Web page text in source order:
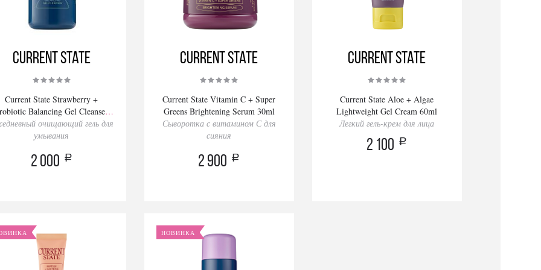
Current State
Current State Strawberry +
Balancing Gel Cleanser
150ml
очищающий гель для
умывания
2 000 a
Current State
Current State Vitamin C + Super
Greens Brightening Serum 30ml
Сыворотка с витамином С для
сияния
2 900 a
Current State
Current State Aloe + Algae
Lightweight Gel Cream 60ml
Легкий гель-крем для лица
2 100 a
НОВИНКА